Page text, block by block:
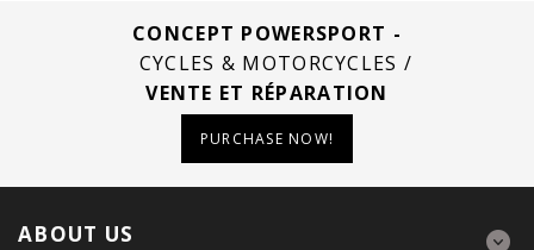
CONCEPT POWERSPORT -
CYCLES & MOTORCYCLES /
VENTE ET RÉPARATION
PURCHASE NOW!
ABOUT US